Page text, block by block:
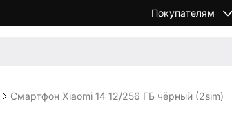
Покупателям
Смартфон Xiaomi 14 12/256 ГБ чёрный (2sim)